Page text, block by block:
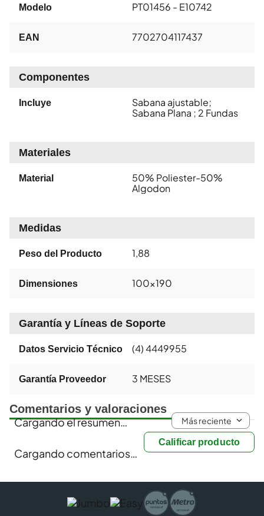
Modelo PT01456 - E10742
EAN 7702704117437
Componentes
Incluye
Sabana ajustable;
Sabana Plana ; 2 Fundas
Materiales
Material
50% Poliester-50%
Algodon
Medidas
Peso del Producto 1,88
Dimensiones 100x190
Garantía y Líneas de Soporte
Datos Servicio Técnico (4) 4449955
Garantía Proveedor 3 MESES
Comentarios y valoraciones
Calificar producto
Cargando el resumen… Más reciente
Cargando comentarios…